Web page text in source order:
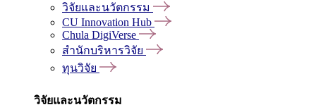
วิจัยและนวัตกรรม
CU Innovation Hub
Chula DigiVerse
สำนักบริหารวิจัย
ทุนวิจัย
วิจัยและนวัตกรรม